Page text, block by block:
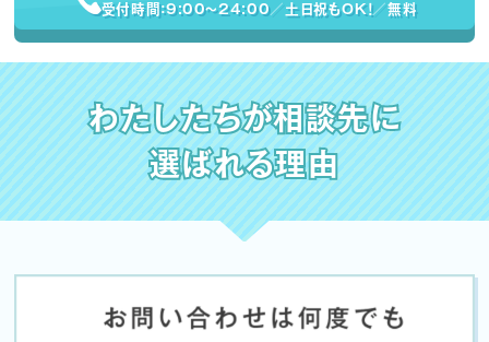
受付時間：9:00〜24:00／土日祝もOK！／無料
わたしたちが相談先に
選ばれる理由